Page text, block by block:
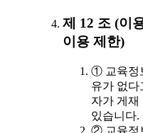
제 12 조 (이
이용 제한)
① 교육정
유가 없다
자가 게재
있습니다.
② 교육정